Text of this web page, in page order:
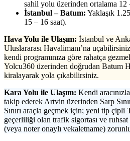
sahil yolu üzerinden ortalama 12
İstanbul – Batum: Yaklaşık
15 – 16 saat).
Hava Yolu ile Ulaşım: İstanbul ve
Uluslararası Havalimanı’na
kendi programınıza göre rahatça
Yolcu360 üzerinden doğrudan Batum
kiralayarak yola çıkabilirsiniz.
Kara Yolu ile Ulaşım: Kendi
takip ederek Artvin üzerinden Sarp
Sınırı araçla geçmek için; yeni tip çipli
geçerliliği olan trafik sigortası ve ruhsat
(veya noter onaylı vekaletname)